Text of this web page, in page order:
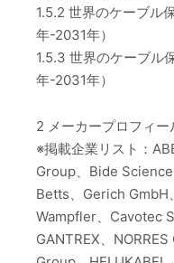
1.5.2 世界のケーブル
年-2031年）
1.5.3 世界のケーブル
年-2031年）
2 メーカープロフィー
※掲載企業リスト：
Group、Bide
Betts、Gerich
Wampfler、Cavotec
GANTREX、